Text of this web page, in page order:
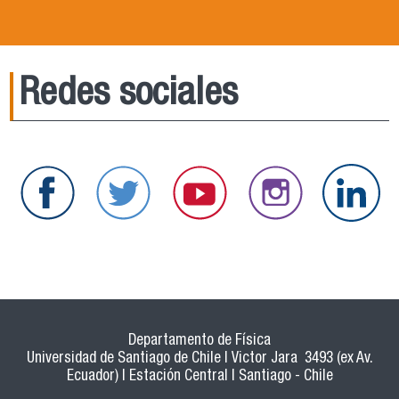
Redes sociales
Departamento de Física
Universidad de Santiago de Chile | Victor Jara 3493 (ex Av.
Ecuador) | Estación Central | Santiago - Chile